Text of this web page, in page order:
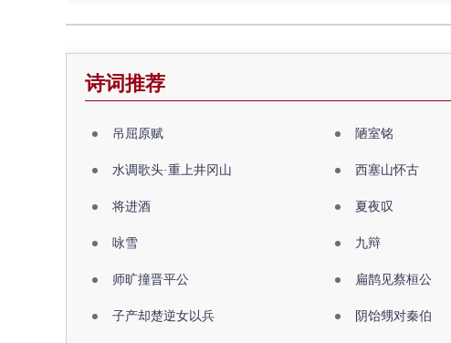
诗词推荐
吊屈原赋 陋室铭
水调歌头·重上井冈山 西塞山怀古
将进酒 夏夜叹
咏雪 九辩
师旷撞晋平公 扁鹊见蔡桓公
子产却楚逆女以兵 阴饴甥对秦伯